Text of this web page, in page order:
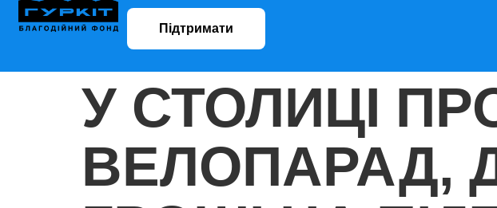
Підтримати
У СТОЛИЦІ
ВЕЛОПАРАД,